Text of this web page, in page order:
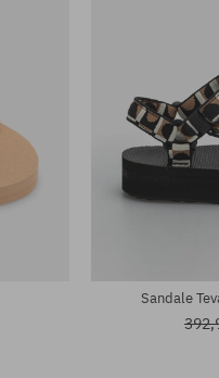
Sandale